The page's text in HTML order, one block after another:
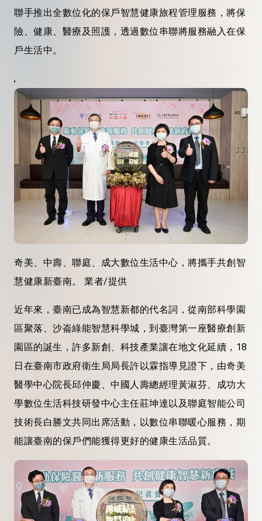
聯手推出全數位化的保戶智慧健康旅程管理服務，將保
險、健康、醫療及照護，透過數位串聯將服務融入在保
戶生活中。
,
奇美、中壽、聯庭、成大數位生活中心，將攜手共創智
慧健康新臺南。 業者/提供
近年來，臺南已成為智慧新都的代名詞，從南部科學園
區聚落、沙崙綠能智慧科學城，到臺灣第一座醫療創新
園區的誕生，許多新創、科技產業讓在地文化延續，18
日在臺南市政府衛生局局長許以霖指導見證下，由奇美
醫學中心院長邱仲慶、中國人壽總經理黃淑芬、成功大
學數位生活科技研發中心主任莊坤達以及聯庭智能公司
技術長白勝文共同出席活動，以數位串聯暖心服務，期
能讓臺南的保戶們能獲得更好的健康生活品質。